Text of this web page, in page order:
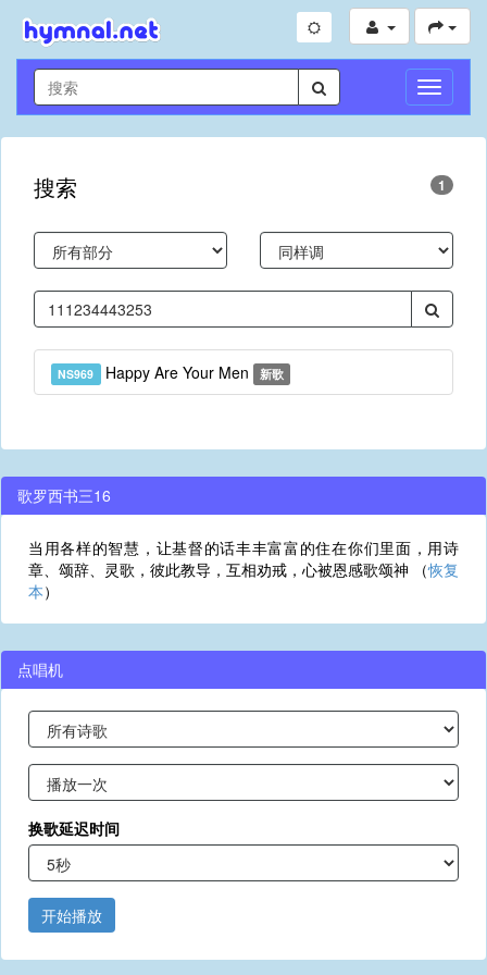
切
换
导
搜索 1
NS969 Happy Are Your Men 新歌
歌罗西书三16
当用各样的智慧，让基督的话丰丰富富的住在你们里面，用诗
章、颂辞、灵歌，彼此教导，互相劝戒，心被恩感歌颂神 （恢复
本）
点唱机
换歌延迟时间
开始播放